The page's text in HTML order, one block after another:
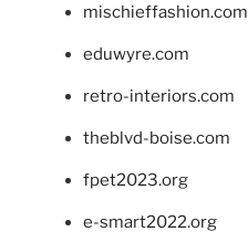
mischieffashion.com
eduwyre.com
retro-interiors.com
theblvd-boise.com
fpet2023.org
e-smart2022.org